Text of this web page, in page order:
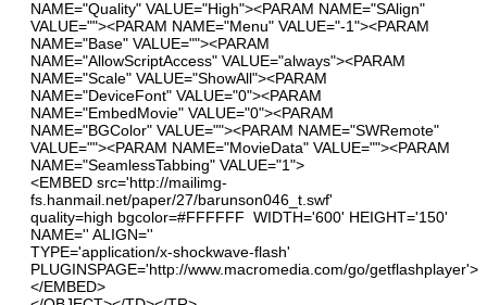
NAME="Quality" VALUE="High"><PARAM NAME="SAlign"
VALUE=""><PARAM NAME="Menu" VALUE="-1"><PARAM
NAME="Base" VALUE=""><PARAM
NAME="AllowScriptAccess" VALUE="always"><PARAM
NAME="Scale" VALUE="ShowAll"><PARAM
NAME="DeviceFont" VALUE="0"><PARAM
NAME="EmbedMovie" VALUE="0"><PARAM
NAME="BGColor" VALUE=""><PARAM NAME="SWRemote"
VALUE=""><PARAM NAME="MovieData" VALUE=""><PARAM
NAME="SeamlessTabbing" VALUE="1">
<EMBED src='http://mailimg-
fs.hanmail.net/paper/27/barunson046_t.swf'
quality=high bgcolor=#FFFFFF WIDTH='600' HEIGHT='150'
NAME='' ALIGN=''
TYPE='application/x-shockwave-flash'
PLUGINSPAGE='http://www.macromedia.com/go/getflashplayer'>
</EMBED>